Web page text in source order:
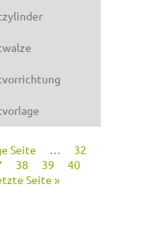
Seite …
32
38 39
40
Seite »